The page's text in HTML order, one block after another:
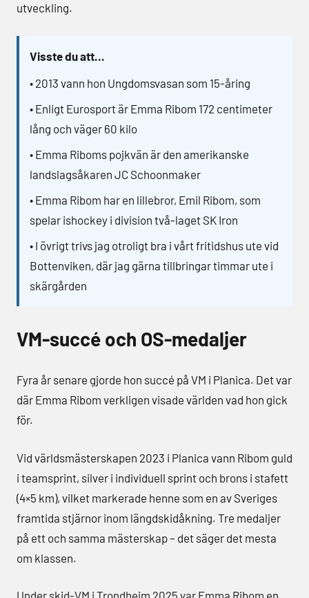
utveckling.
Visste du att…
• 2013 vann hon Ungdomsvasan som 15-åring
• Enligt Eurosport är Emma Ribom 172 centimeter
lång och väger 60 kilo
• Emma Riboms pojkvän är den amerikanske
landslagsåkaren JC Schoonmaker
• Emma Ribom har en lillebror, Emil Ribom, som
spelar ishockey i division två-laget SK Iron
• I övrigt trivs jag otroligt bra i vårt fritidshus ute vid
Bottenviken, där jag gärna tillbringar timmar ute i
skärgården
VM-succé och OS-medaljer
Fyra år senare gjorde hon succé på VM i Planica. Det var
där Emma Ribom verkligen visade världen vad hon gick
för.
Vid världsmästerskapen 2023 i Planica vann Ribom guld
i teamsprint, silver i individuell sprint och brons i stafett
(4×5 km), vilket markerade henne som en av Sveriges
framtida stjärnor inom längdskidåkning. Tre medaljer
på ett och samma mästerskap – det säger det mesta
om klassen.